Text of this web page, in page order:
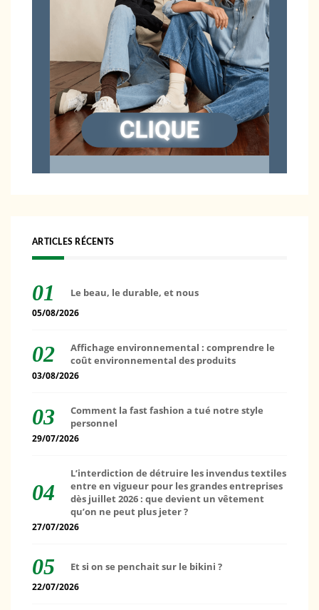
ARTICLES RÉCENTS
Le beau, le durable, et nous
05/08/2026
Affichage environnemental : comprendre le
coût environnemental des produits
03/08/2026
Comment la fast fashion a tué notre style
personnel
29/07/2026
L’interdiction de détruire les invendus textiles
entre en vigueur pour les grandes entreprises
dès juillet 2026 : que devient un vêtement
qu’on ne peut plus jeter ?
27/07/2026
Et si on se penchait sur le bikini ?
22/07/2026